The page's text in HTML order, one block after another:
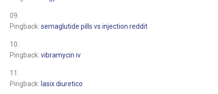
Pingback: semaglutide pills vs injection reddit
Pingback: vibramycin iv
Pingback: lasix diuretico